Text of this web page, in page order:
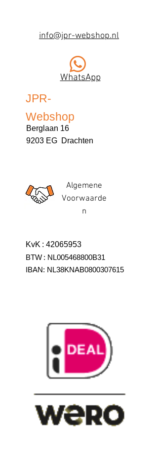
info@jpr-webshop.nl
WhatsApp
JPR-
Webshop
Berglaan 16
9203 EG Drachten
Algemene
Voorwaarde
n
KvK : 42065953
BTW : NL005468800B31
IBAN: NL38KNAB0800307615